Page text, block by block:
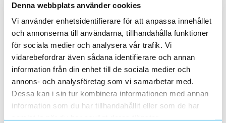
Denna webbplats använder cookies
Vi använder enhetsidentifierare för att anpassa innehållet
och annonserna till användarna, tillhandahålla funktioner
för sociala medier och analysera vår trafik. Vi
vidarebefordrar även sådana identifierare och annan
information från din enhet till de sociala medier och
annons- och analysföretag som vi samarbetar med.
Dessa kan i sin tur kombinera informationen med annan
information som du har tillhandahållit eller som de har
samlat in när du har använt deras tjänster.
mmFästpunkte 60 X 60 mm
ST Lägg i kundvagn
UTTAG 16A5P6H400V IP44
ArtNr
2417940
Varumärke MENNEKES
16A5P 6H400V Uttag TA IP 44Mått 75 x 75
mmFästpunkte 60 x 60 mm
ST Lägg i kundvagn
UTTAG 16A5P6H400V IP44
ArtNr 2417979
Varumärke MENNEKES
16A5P 6H400V Uttag TwinCONTACT IP